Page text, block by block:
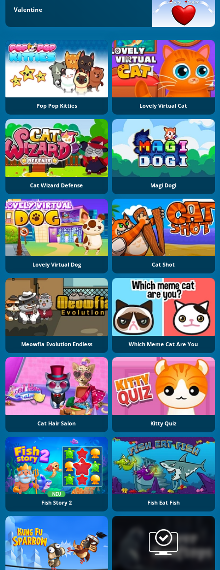
Valentine
Pop Pop Kitties Lovely Virtual Cat
Cat Wizard Defense Magi Dogi
Lovely Virtual Dog Cat Shot
Meowfia Evolution Endless Which Meme Cat Are You
Cat Hair Salon Kitty Quiz
NEU
Fish Story 2 Fish Eat Fish